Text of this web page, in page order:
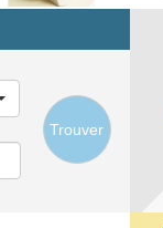
Trouver